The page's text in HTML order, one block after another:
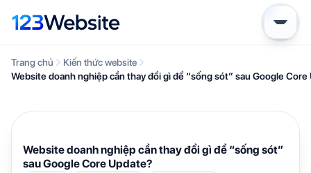
Trang chủ
Kiến thức website
Website doanh nghiệp cần thay đổi gì để “sống sót” sau Google Core
Website doanh nghiệp cần thay đổi gì để “sống sót”
sau Google Core Update?